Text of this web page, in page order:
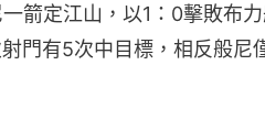
箭定江山，以1：0擊敗布力
門有5次中目標，相反般尼